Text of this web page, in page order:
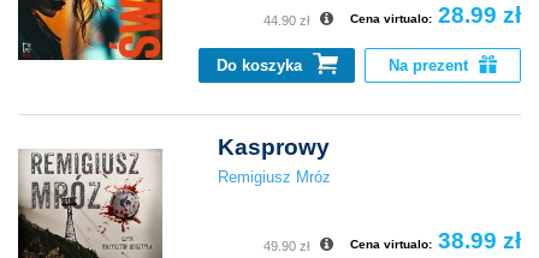
Cena virtualo: 28.99 zł
44.90 zł
Do koszyka Na prezent
Kasprowy
Remigiusz Mróz
Cena virtualo: 38.99 zł
49.90 zł